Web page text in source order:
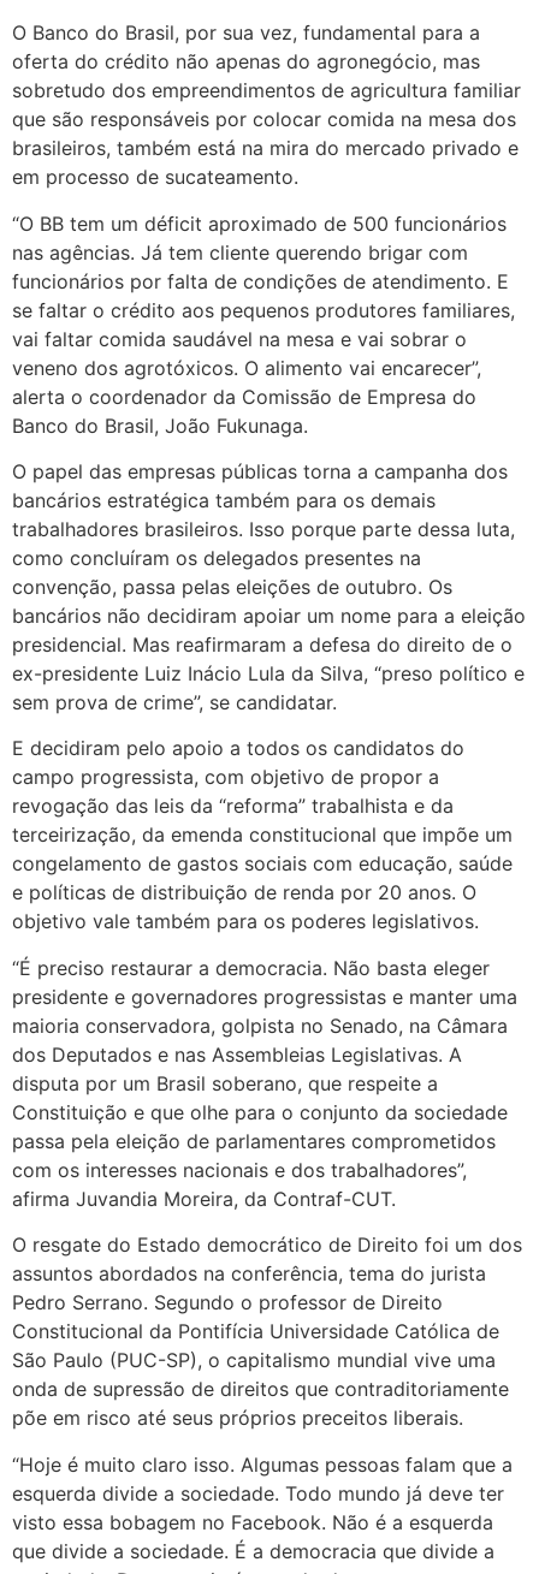
O Banco do Brasil, por sua vez, fundamental para a
oferta do crédito não apenas do agronegócio, mas
sobretudo dos empreendimentos de agricultura familiar
que são responsáveis por colocar comida na mesa dos
brasileiros, também está na mira do mercado privado e
em processo de sucateamento.
“O BB tem um déficit aproximado de 500 funcionários
nas agências. Já tem cliente querendo brigar com
funcionários por falta de condições de atendimento. E
se faltar o crédito aos pequenos produtores familiares,
vai faltar comida saudável na mesa e vai sobrar o
veneno dos agrotóxicos. O alimento vai encarecer”,
alerta o coordenador da Comissão de Empresa do
Banco do Brasil, João Fukunaga.
O papel das empresas públicas torna a campanha dos
bancários estratégica também para os demais
trabalhadores brasileiros. Isso porque parte dessa luta,
como concluíram os delegados presentes na
convenção, passa pelas eleições de outubro. Os
bancários não decidiram apoiar um nome para a eleição
presidencial. Mas reafirmaram a defesa do direito de o
ex-presidente Luiz Inácio Lula da Silva, “preso político e
sem prova de crime”, se candidatar.
E decidiram pelo apoio a todos os candidatos do
campo progressista, com objetivo de propor a
revogação das leis da “reforma” trabalhista e da
terceirização, da emenda constitucional que impõe um
congelamento de gastos sociais com educação, saúde
e políticas de distribuição de renda por 20 anos. O
objetivo vale também para os poderes legislativos.
“É preciso restaurar a democracia. Não basta eleger
presidente e governadores progressistas e manter uma
maioria conservadora, golpista no Senado, na Câmara
dos Deputados e nas Assembleias Legislativas. A
disputa por um Brasil soberano, que respeite a
Constituição e que olhe para o conjunto da sociedade
passa pela eleição de parlamentares comprometidos
com os interesses nacionais e dos trabalhadores”,
afirma Juvandia Moreira, da Contraf-CUT.
O resgate do Estado democrático de Direito foi um dos
assuntos abordados na conferência, tema do jurista
Pedro Serrano. Segundo o professor de Direito
Constitucional da Pontifícia Universidade Católica de
São Paulo (PUC-SP), o capitalismo mundial vive uma
onda de supressão de direitos que contraditoriamente
põe em risco até seus próprios preceitos liberais.
“Hoje é muito claro isso. Algumas pessoas falam que a
esquerda divide a sociedade. Todo mundo já deve ter
visto essa bobagem no Facebook. Não é a esquerda
que divide a sociedade. É a democracia que divide a